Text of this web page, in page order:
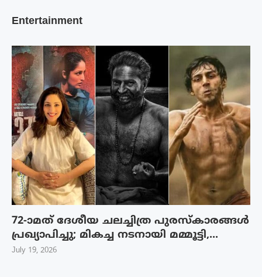
Entertainment
72-ാമത് ദേശീയ ചലച്ചിത്ര പുരസ്‌കാരങ്ങള്‍
പ്രഖ്യാപിച്ചു; മികച്ച നടനായി മമ്മൂട്ടി,...
July 19, 2026